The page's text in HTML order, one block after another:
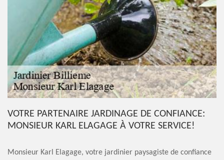
VOTRE PARTENAIRE JARDINAGE DE CONFIANCE:
MONSIEUR KARL ELAGAGE À VOTRE SERVICE!
Monsieur Karl Elagage, votre jardinier paysagiste de confiance